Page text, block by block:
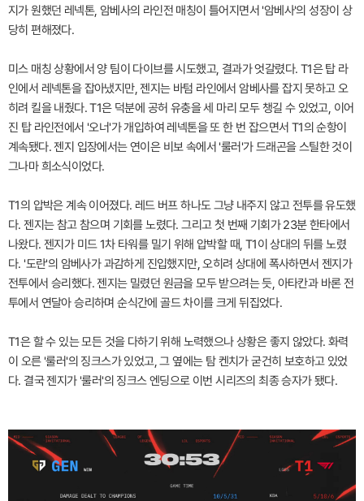
지가 원했던 레넥톤, 암베사의 라인전 매칭이 틀어지면서 '암베사'의 성장이 상
당히 편해졌다.
미스 매칭 상황에서 양 팀이 다이브를 시도했고, 결과가 엇갈렸다. T1은 탑 라
인에서 레넥톤을 잡아냈지만, 젠지는 바텀 라인에서 암베사를 잡지 못하고 오
히려 킬을 내줬다. T1은 덕분에 공허 유충을 세 마리 모두 챙길 수 있었고, 이어
진 탑 라인전에서 '오너'가 개입하여 레넥톤을 또 한 번 잡으면서 T1의 순항이
계속됐다. 젠지 입장에서는 연이은 비보 속에서 '룰러'가 드래곤을 스틸한 것이
그나마 희소식이었다.
T1의 압박은 계속 이어졌다. 레드 버프 하나도 그냥 내주지 않고 전투를 유도했
다. 젠지는 참고 참으며 기회를 노렸다. 그리고 첫 번째 기회가 23분 한타에서
나왔다. 젠지가 미드 1차 타워를 밀기 위해 압박할 때, T1이 상대의 뒤를 노렸
다. '도란'의 암베사가 과감하게 진입했지만, 오히려 상대에 폭사하면서 젠지가
전투에서 승리했다. 젠지는 밀렸던 원금을 모두 받으려는 듯, 아타칸과 바론 전
투에서 연달아 승리하며 순식간에 골드 차이를 크게 뒤집었다.
T1은 할 수 있는 모든 것을 다하기 위해 노력했으나 상황은 좋지 않았다. 화력
이 오른 '룰러'의 징크스가 있었고, 그 옆에는 탐 켄치가 굳건히 보호하고 있었
다. 결국 젠지가 '룰러'의 징크스 엔딩으로 이번 시리즈의 최종 승자가 됐다.